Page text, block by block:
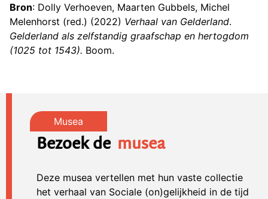
Bron: Dolly Verhoeven, Maarten Gubbels, Michel
Melenhorst (red.) (2022) Verhaal van Gelderland.
Gelderland als zelfstandig graafschap en hertogdom
(1025 tot 1543). Boom.
Bezoek de musea
Deze musea vertellen met hun vaste collectie
het verhaal van Sociale (on)gelijkheid in de tijd